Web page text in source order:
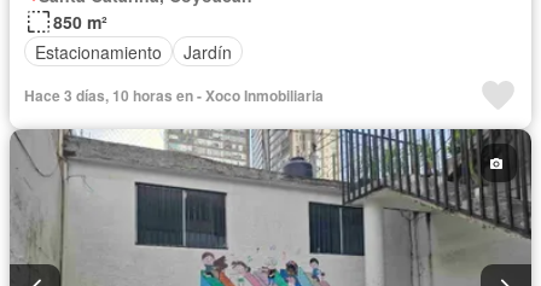
850 m²
Estacionamiento
Jardín
Hace 3 días, 10 horas en - Xoco Inmobiliaria